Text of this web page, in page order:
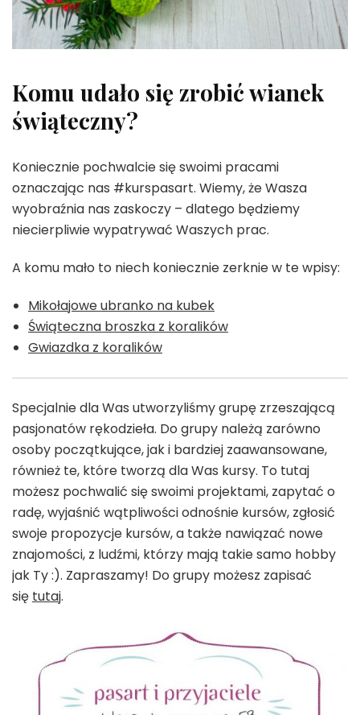
Komu udało się zrobić wianek
świąteczny?
Koniecznie pochwalcie się swoimi pracami
oznaczając nas #kurspasart. Wiemy, że Wasza
wyobraźnia nas zaskoczy – dlatego będziemy
niecierpliwie wypatrywać Waszych prac.
A komu mało to niech koniecznie zerknie w te wpisy:
Mikołajowe ubranko na kubek
Świąteczna broszka z koralików
Gwiazdka z koralików
Specjalnie dla Was utworzyliśmy grupę zrzeszającą
pasjonatów rękodzieła. Do grupy należą zarówno
osoby początkujące, jak i bardziej zaawansowane,
również te, które tworzą dla Was kursy. To tutaj
możesz pochwalić się swoimi projektami, zapytać o
radę, wyjaśnić wątpliwości odnośnie kursów, zgłosić
swoje propozycje kursów, a także nawiązać nowe
znajomości, z ludźmi, którzy mają takie samo hobby
jak Ty :). Zapraszamy! Do grupy możesz zapisać
się tutaj.